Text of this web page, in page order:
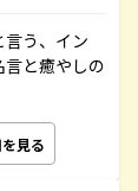
う、イン
と癒やしの
見る